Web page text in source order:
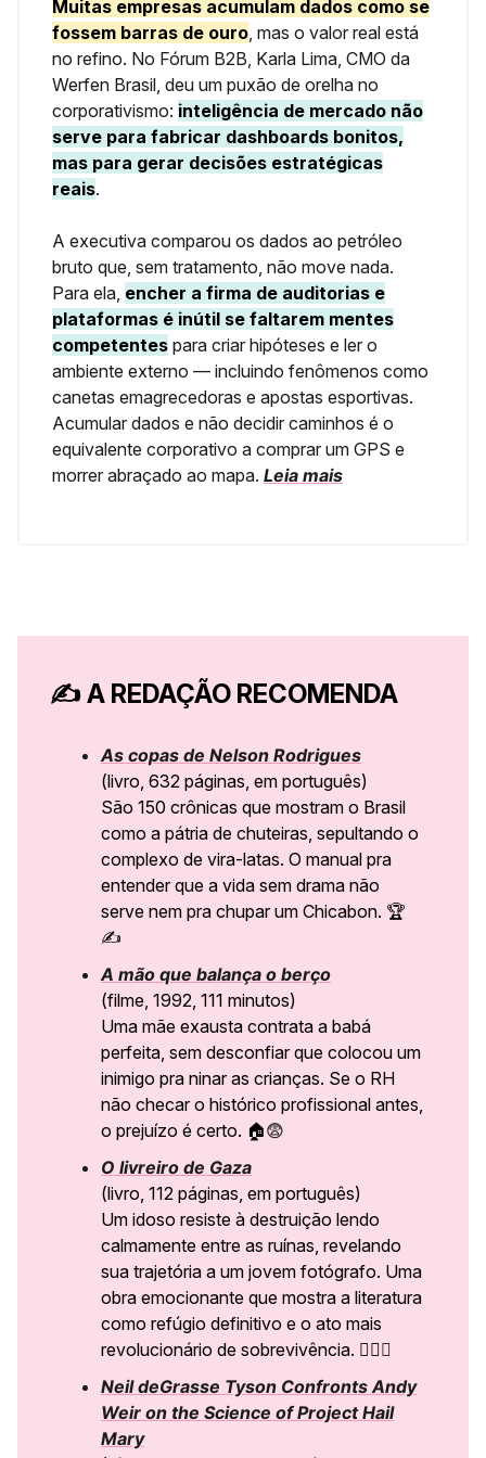
Muitas empresas acumulam dados como se
fossem barras de ouro, mas o valor real está
no refino. No Fórum B2B, Karla Lima, CMO da
Werfen Brasil, deu um puxão de orelha no
corporativismo: inteligência de mercado não
serve para fabricar dashboards bonitos,
mas para gerar decisões estratégicas
reais.
A executiva comparou os dados ao petróleo
bruto que, sem tratamento, não move nada.
Para ela, encher a firma de auditorias e
plataformas é inútil se faltarem mentes
competentes para criar hipóteses e ler o
ambiente externo — incluindo fenômenos como
canetas emagrecedoras e apostas esportivas.
Acumular dados e não decidir caminhos é o
equivalente corporativo a comprar um GPS e
morrer abraçado ao mapa. Leia mais
✍️A REDAÇÃO RECOMENDA
As copas de Nelson Rodrigues
(livro, 632 páginas, em português)
São 150 crônicas que mostram o Brasil
como a pátria de chuteiras, sepultando o
complexo de vira-latas. O manual pra
entender que a vida sem drama não
serve nem pra chupar um Chicabon. 🏆
✍️
A mão que balança o berço
(filme, 1992, 111 minutos)
Uma mãe exausta contrata a babá
perfeita, sem desconfiar que colocou um
inimigo pra ninar as crianças. Se o RH
não checar o histórico profissional antes,
o prejuízo é certo. 🏠😨
O livreiro de Gaza
(livro, 112 páginas, em português)
Um idoso resiste à destruição lendo
calmamente entre as ruínas, revelando
sua trajetória a um jovem fotógrafo. Uma
obra emocionante que mostra a literatura
como refúgio definitivo e o ato mais
revolucionário de sobrevivência. ✊🏽🖤
Neil deGrasse Tyson Confronts Andy
Weir on the Science of Project Hail
Mary